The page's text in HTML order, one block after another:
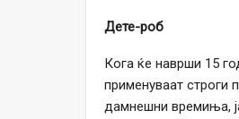
Дете-роб
Кога ќе наврши 15
применуваат строги
дамнешни времиња,